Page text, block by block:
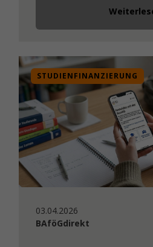
STUDIENFINANZIERUNG
03.04.2026
BAföGdirekt